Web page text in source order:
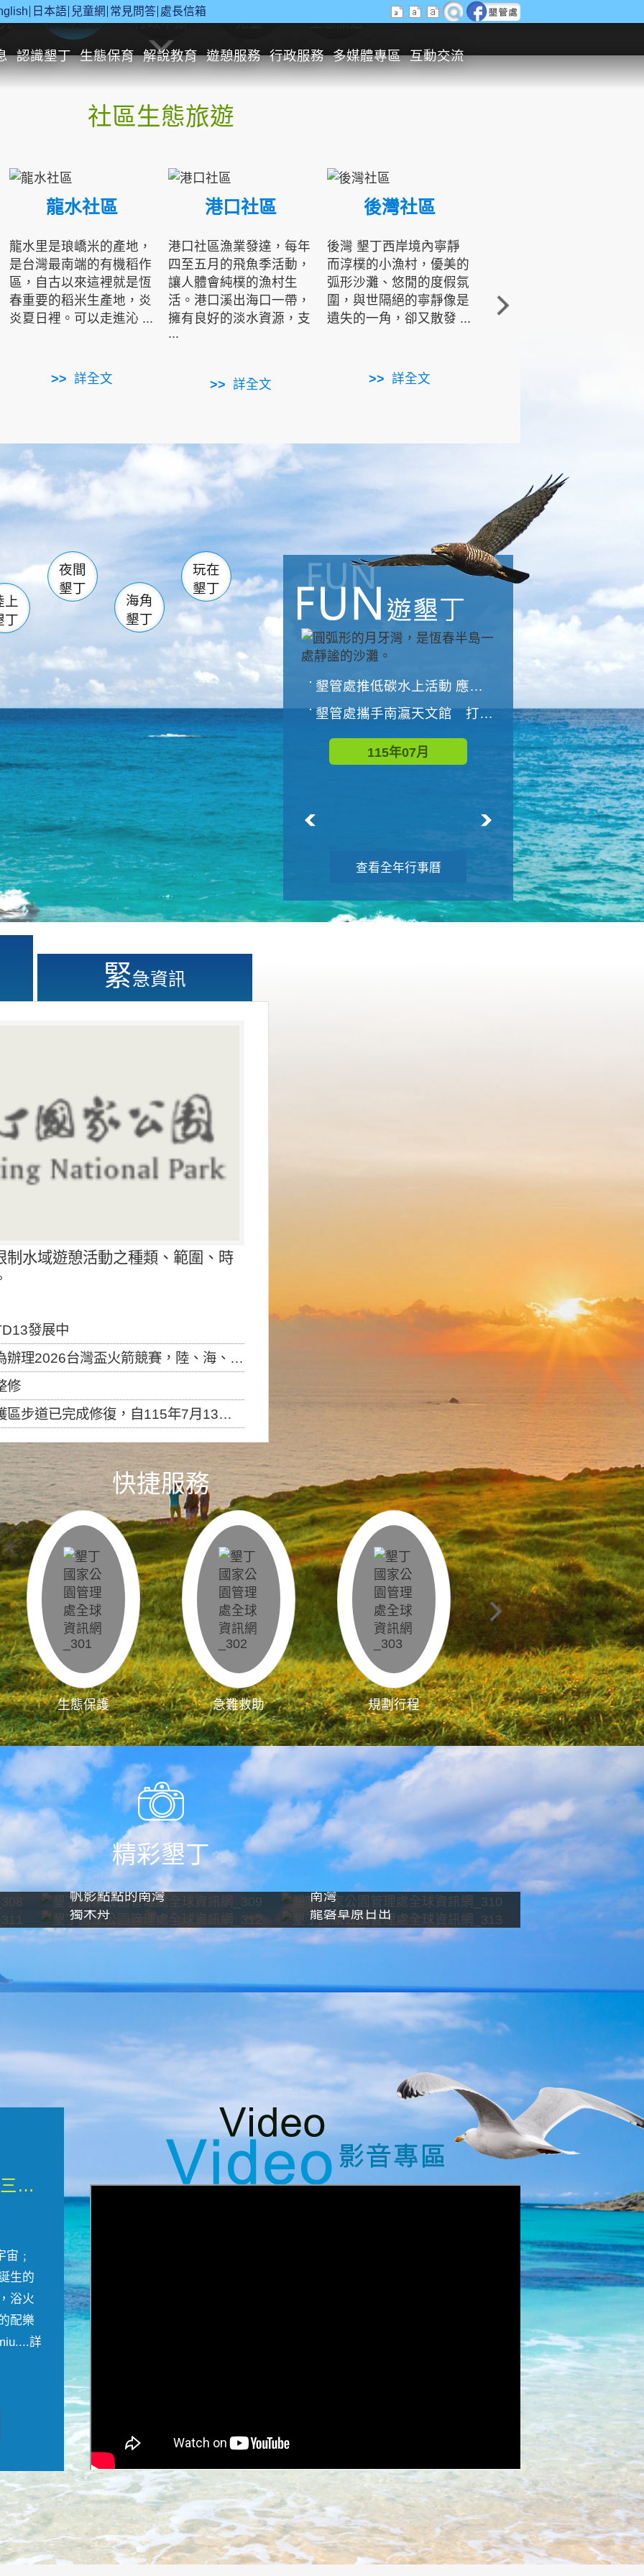
日本語 兒童網 常見問答 處長信箱
認識墾丁 生態保育 解說教育 遊憩服務 行政服務 多媒體專區 互動交流
休閒遊憩 行政申辦 兒童 生態旅遊
社區生態旅遊
龍水社區
龍水里是琅嶠米的產地，
是台灣最南端的有機稻作
區，自古以來這裡就是恆
春重要的稻米生產地，炎
炎夏日裡。可以走進沁 ...
詳全文
港口社區
港口社區漁業發達，每年
四至五月的飛魚季活動，
讓人體會純樸的漁村生
活。港口溪出海口一帶，
擁有良好的淡水資源，支
...
詳全文
後灣社區
後灣 墾丁西岸境內寧靜
而淳樸的小漁村，優美的
弧形沙灘、悠閒的度假氛
圍，與世隔絕的寧靜像是
遺失的一角，卻又散發 ...
詳全文
角的端點，冬季海浪拍打
著礁岸，旺盛的侵蝕作
南仁湖
滿州 佳樂水
森林遊樂區
墾管處遊客中心
社頂公園 風吹沙
船帆石 龍磐公園
香蕉灣 龍坑
鵝鑾鼻
上
丁
夜間
墾丁
海角
墾丁
玩在
墾丁
墾管處推低碳水上活動 應屆畢業生限額免費參加
墾管處攜手南瀛天文館 打造沉浸式天文探索營隊
115年07月
與國家公園有約-優游潮間
115年08月
查看全年行事曆
緊急資訊
水域遊憩活動之種類、範圍、時
發展中
盃火箭競賽，陸、海、空域警戒及協調相關事宜，因颱風備案事宜
修
，自115年7月13日（星期一）起恢復開放入園，歡迎民眾依規定申請入園....
快捷服務
生態保護 急難救助 規劃行程 影像直播
精彩墾丁
帆影點點的南灣
南灣
獨木舟
龍磐草原日出
微觀墾丁三部曲 重生....
﹔
生的
浴火
配樂
詳